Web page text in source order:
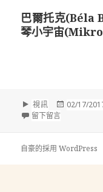
巴爾托克(Béla
琴小宇宙
格
式
視訊
發
02/17/
留下留言在 巴爾托克
自豪的採用 WordPress